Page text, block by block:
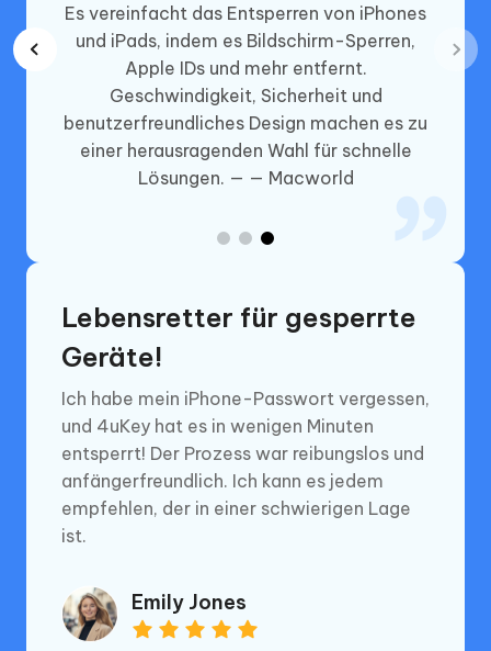
von
Es vereinfacht das Entsperren von iPhones
und iPads, indem es Bildschirm-Sperren,
Apple IDs und mehr entfernt.
Geschwindigkeit, Sicherheit und
benutzerfreundliches Design machen es zu
einer herausragenden Wahl für schnelle
Lösungen. — — Macworld
Lebensretter für gesperrte
Geräte!
Ich habe mein iPhone-Passwort vergessen,
und 4uKey hat es in wenigen Minuten
entsperrt! Der Prozess war reibungslos und
anfängerfreundlich. Ich kann es jedem
empfehlen, der in einer schwierigen Lage
ist.
Emily Jones